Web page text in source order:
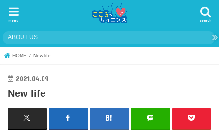
search
menu
ABOUT US
HOME New life
2021.04.09
New life